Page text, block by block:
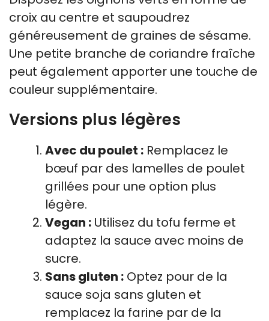
croix au centre et saupoudrez
généreusement de graines de sésame.
Une petite branche de coriandre fraîche
peut également apporter une touche de
couleur supplémentaire.
Versions plus légères
Avec du poulet : Remplacez le
bœuf par des lamelles de poulet
grillées pour une option plus
légère.
Vegan : Utilisez du tofu ferme et
adaptez la sauce avec moins de
sucre.
Sans gluten : Optez pour de la
sauce soja sans gluten et
remplacez la farine par de la